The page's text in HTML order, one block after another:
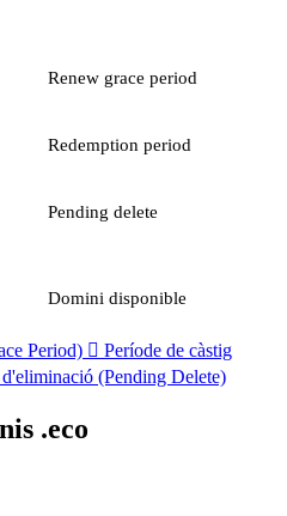
Renew grace period
Redemption period
Pending delete
Domini disponible
Period)  Període de càstig
(Pending Delete)
.eco